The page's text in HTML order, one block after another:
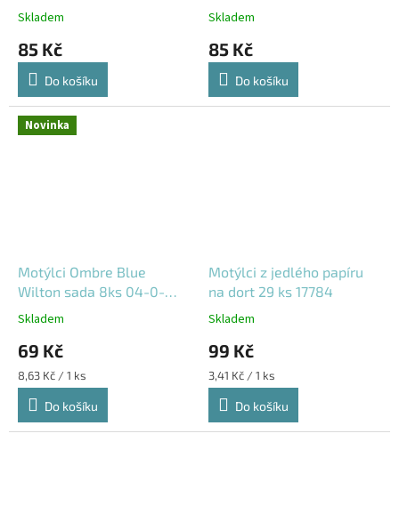
× 30 cm
Skladem
85 Kč
Do košíku
Skladem
85 Kč
Do košíku
Novinka
Motýlci Ombre Blue
Wilton sada 8ks 04-0-
0588
Skladem
69 Kč
Měrná
cena:
8,63 Kč / 1 ks
Do košíku
Motýlci z jedlého papíru
na dort 29 ks 17784
Skladem
99 Kč
Měrná
cena:
3,41 Kč / 1 ks
Do košíku